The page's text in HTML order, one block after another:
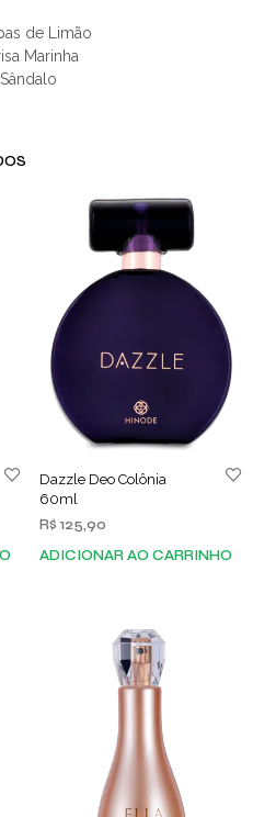
de Limão
Marinha
Dazzle Deo Colônia
60ml
R$ 125,90
ADICIONAR AO CARRINHO